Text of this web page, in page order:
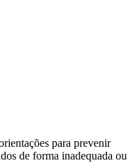
para prevenir
de forma inadequada ou